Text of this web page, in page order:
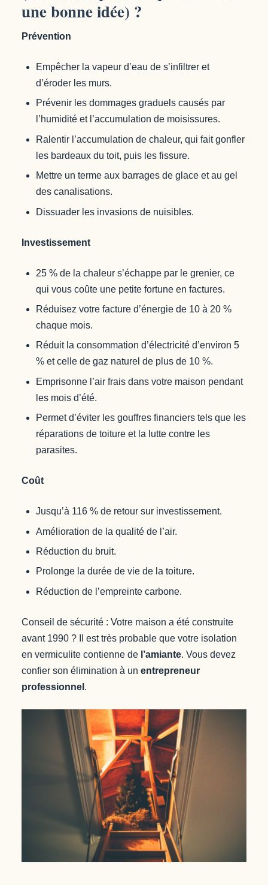
une bonne idée) ?
Prévention
Empêcher la vapeur d’eau de s’infiltrer et
d’éroder les murs.
Prévenir les dommages graduels causés par
l’humidité et l’accumulation de moisissures.
Ralentir l’accumulation de chaleur, qui fait gonfler
les bardeaux du toit, puis les fissure.
Mettre un terme aux barrages de glace et au gel
des canalisations.
Dissuader les invasions de nuisibles.
Investissement
25 % de la chaleur s’échappe par le grenier, ce
qui vous coûte une petite fortune en factures.
Réduisez votre facture d’énergie de 10 à 20 %
chaque mois.
Réduit la consommation d’électricité d’environ 5
% et celle de gaz naturel de plus de 10 %.
Emprisonne l’air frais dans votre maison pendant
les mois d’été.
Permet d’éviter les gouffres financiers tels que les
réparations de toiture et la lutte contre les
parasites.
Coût
Jusqu’à 116 % de retour sur investissement.
Amélioration de la qualité de l’air.
Réduction du bruit.
Prolonge la durée de vie de la toiture.
Réduction de l’empreinte carbone.
Conseil de sécurité : Votre maison a été construite
avant 1990 ? Il est très probable que votre isolation
en vermiculite contienne de l’amiante. Vous devez
confier son élimination à un entrepreneur
professionnel .